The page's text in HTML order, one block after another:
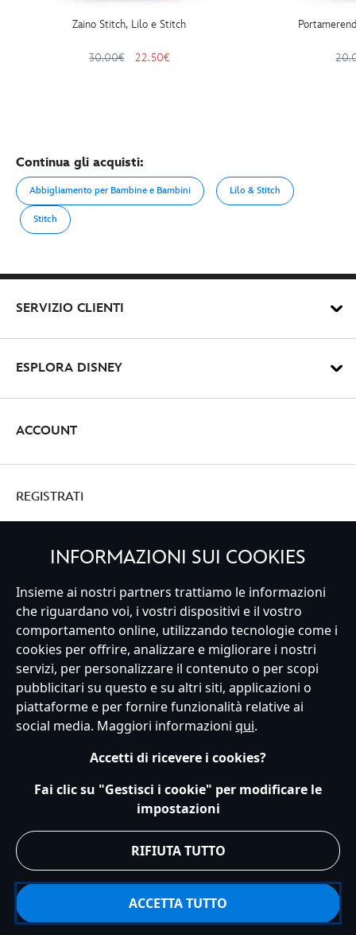
Zaino Stitch, Lilo e Stitch
30.00€ 22.50€
Continua gli acquisti:
Abbigliamento per Bambine e Bambini Lilo & Stitch
Stitch
SERVIZIO CLIENTI
ESPLORA DISNEY
ACCOUNT
REGISTRATI
Italy
Servizio Clienti Termini d'Uso Trova Negozio
Mappa del Sito
Normativa Europea sul trattamento dei dati personali
Informativa sulla privacy
Politica dei Cookie
Informativa sulla privacy UE
Termini e Condizioni generali
Gestisci le impostazioni dei Cookies
s172 Statements
INFORMAZIONI SUI COOKIES
Insieme ai nostri partners trattiamo le informazioni
che riguardano voi, i vostri dispositivi e il vostro
comportamento online, utilizzando tecnologie come i
cookies per offrire, analizzare e migliorare i nostri
servizi, per personalizzare il contenuto o per scopi
pubblicitari su questo e su altri siti, applicazioni o
piattaforme e per fornire funzionalità relative ai
social media. Maggiori informazioni qui.
Accetti di ricevere i cookies?
Fai clic su "Gestisci i cookie" per modificare le
impostazioni
RIFIUTA TUTTO
ACCETTA TUTTO